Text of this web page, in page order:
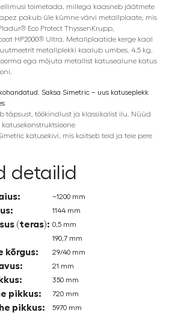
toimetada, millega kaasneb jäätmete
pakub üle kümne värvi metallplaate, mis
Eco Protect ThyssenKrupp,
HP2000® Ultra. Metallplaatide kerge kaal
metallplekki kaalub umbes. 4,5 kg.
ega mõjuta metallist katusealune katus
Saksa Simetric – uus katuseplekk
täpsust, töökindlust ja klassikalist ilu. Nüüd
katusekivi, mis kaitseb teid ja teie pere
detailid
~1200 mm
1144 mm
(teras): 0,5 mm
190,7 mm
kõrgus: 29/40 mm
21 mm
350 mm
pikkus: 720 mm
pikkus: 5970 mm